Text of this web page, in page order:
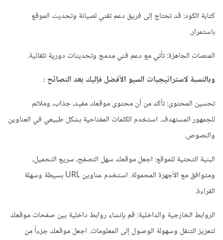
كتابة الكود: قد تحتاج إلى فريق دعم تقني لصيانة وتحديث الموقع
باستمرار.
المنصات الجاهزة: تأتي مع دعم فني مدمج وتحديثات دورية تلقائية.
وبالنسبة لاستراتيجيات السيو الأفضل فإليك بعد النصائح
تحسين المحتوى: تأكد من أن محتوى موقعك مفيد، جذاب، وملائم
للجمهور المستهدف. استخدم الكلمات المفتاحية بشكل طبيعي في العناوين
والنصوص.
البنية التحتية للموقع: اجعل موقعك سهل التصفح، سريع التحميل،
ومتوافق مع الأجهزة المحمولة. استخدم عناوين URL بسيطة وسهلة
القراءة.
الروابط الخارجية والداخلية: قم بإنشاء روابط داخلية بين صفحات موقعك
لتعزيز التنقل وسهولة الوصول إلى المعلومات. اجعل موقعك جزءاً من